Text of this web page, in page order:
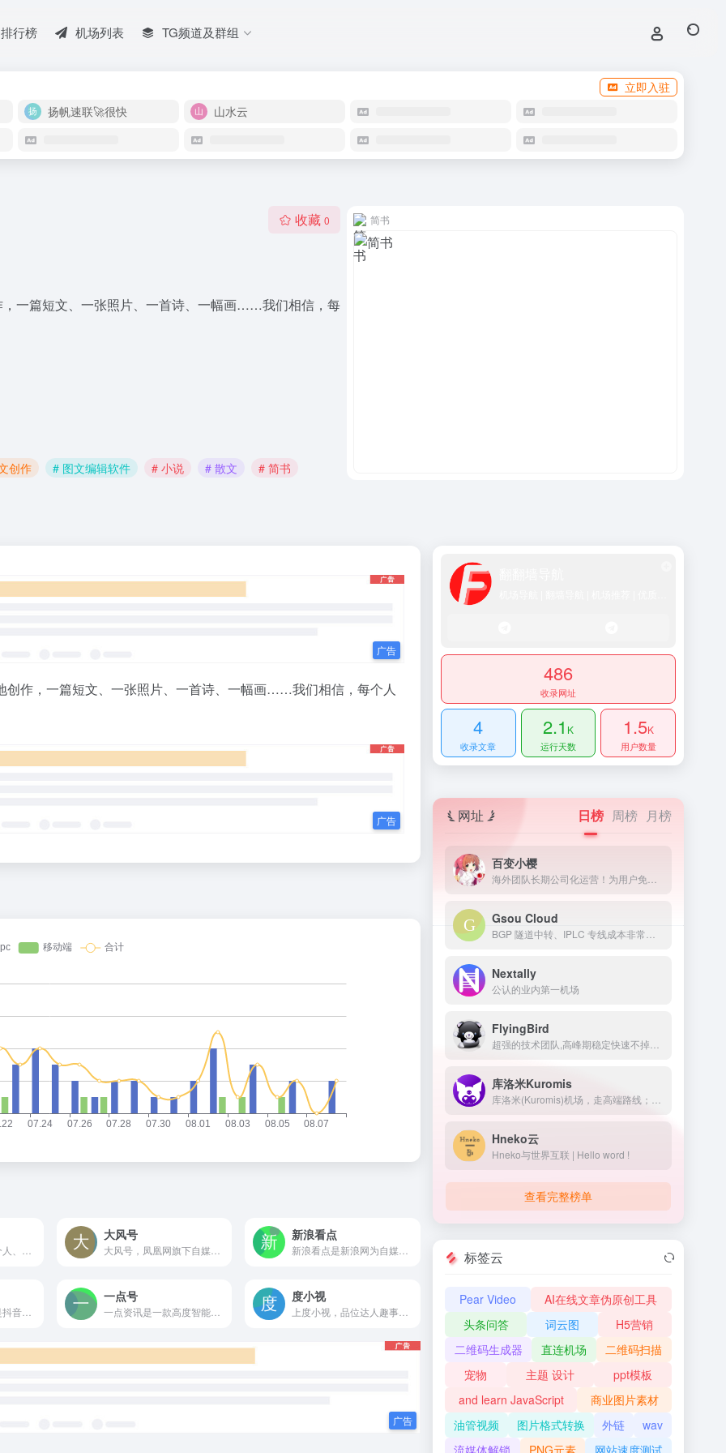
排行榜 机场列表 TG频道及群组
立即入驻
扬帆速联🚀很快
山水云
收藏 0
一篇短文、一张照片、一首诗、一幅画……我们相信，每
创作 # 图文编辑软件 # 小说 # 散文 # 简书
简书
创作，一篇短文、一张照片、一首诗、一幅画……我们相信，每个人
大风号
大风号，凤凰网旗下自媒体产品，追求原创和高质量内容。
新浪看点
抖音创作服务平台是抖音创作者的专属服务平台，支持用户作为创作者和管理机构两种登陆方式，并通过提供授权管理、内容管理、互动管理及数据管理等服务助力抖音用户高效运营！
一点号
一点资讯是一款高度智能的新闻资讯应用，通过它你可以搜索并订阅任意关键词，它会自动帮你聚合整理并实时更新相关资讯，同时会智能分析你的兴趣爱好，为你推荐感兴趣的内容。看新闻资讯，一点就够了！
度小视
486
收录网址
4
收录文章
2.1 K
运行天数
1.5K
用户数量
网址 日榜 周榜 月榜
百变小樱
Gsou Cloud
Nextally
公认的业内第一机场
FlyingBird
库洛米Kuromis
Hneko云
Hneko与世界互联 | Hello word !
查看完整榜单
标签云
Pear Video
AI在线文章伪原创工具
头条问答
词云图
H5营销
二维码生成器
直连机场
二维码扫描
宠物
主题 设计
ppt模板
and learn JavaScript
商业图片素材
油管视频
图片格式转换 外链
wav